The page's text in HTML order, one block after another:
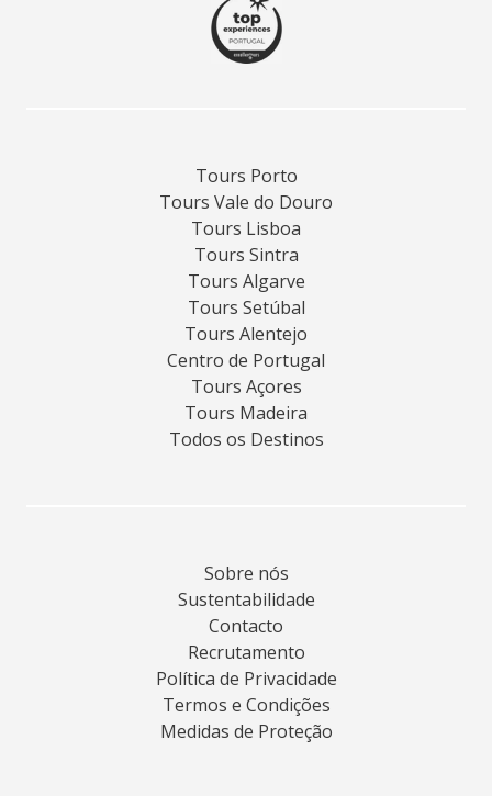
Tours Porto
Tours Vale do Douro
Tours Lisboa
Tours Sintra
Tours Algarve
Tours Setúbal
Tours Alentejo
Centro de Portugal
Tours Açores
Tours Madeira
Todos os Destinos
Sobre nós
Sustentabilidade
Contacto
Recrutamento
Política de Privacidade
Termos e Condições
Medidas de Proteção